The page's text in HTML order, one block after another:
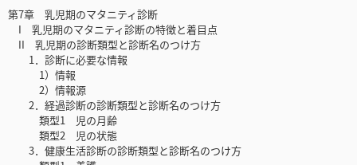
第7章 乳児期のマタニティ診断
I 乳児期のマタニティ診断の特徴と着目点
II 乳児期の診断類型と診断名のつけ方
1．診断に必要な情報
1）情報
2）情報源
2．経過診断の診断類型と診断名のつけ方
類型1 児の月齢
類型2 児の状態
3．健康生活診断の診断類型と診断名のつけ方